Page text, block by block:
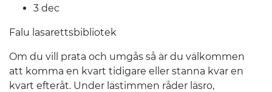
3 dec
Falu lasarettsbibliotek
Om du vill prata och umgås så är du välkommen
att komma en kvart tidigare eller stanna kvar en
kvart efteråt. Under lästimmen råder läsro,